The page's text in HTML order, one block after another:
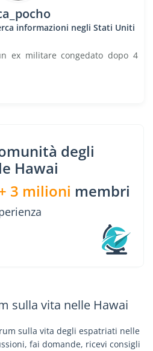
informazioni negli Stati Uniti
ex militare congedato dopo 4
degli
Hawai
3 milioni membri
sulla vita nelle Hawai
sulla vita degli espatriati nelle
fai domande, ricevi consigli